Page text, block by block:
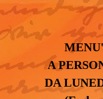
MENU'
A
DA